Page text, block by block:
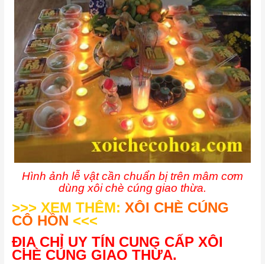
Hình ảnh lễ vật cần chuẩn bị trên mâm cơm
dùng xôi chè cúng giao thừa.
>>> XEM THÊM: XÔI CHÈ CÚNG
CÔ HỒN <<<
ĐỊA CHỈ UY TÍN CUNG CẤP XÔI
CHÈ CÚNG GIAO THỪA.